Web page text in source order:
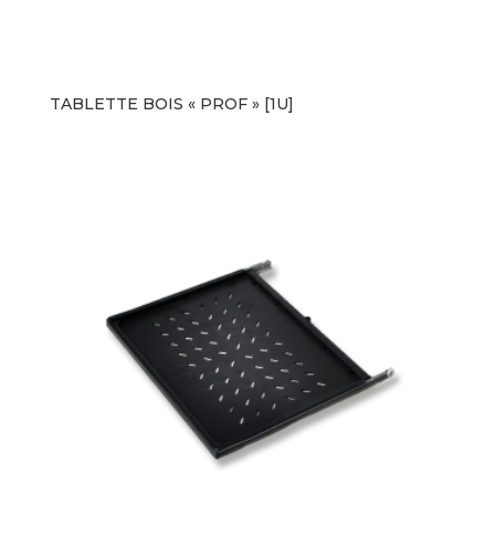
TABLETTE BOIS « PROF » [1U]